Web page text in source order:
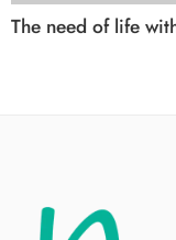
The need of life